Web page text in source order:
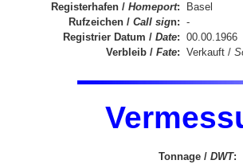
Registerhafen / Homeport:
Basel
Rufzeichen / Call sign: -
Registrier Datum / Date: 00.00.1966
Verbleib / Fate: Verkauft /
Tonnage / DWT: